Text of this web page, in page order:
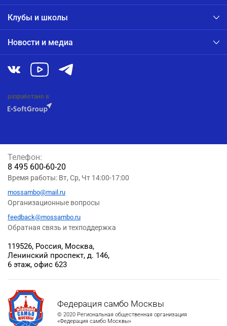
Клубы и школы
Новости и медиа
разработано в
Федерация самбо Москвы
© 2020 Региональная общественная организация
«Федерация самбо Москвы»
119526, Россия, Москва,
Ленинский проспект, д. 146,
6 этаж, офис 623
Телефон:
8 495 600-60-20
Время работы: Вт, Ср, Чт 14:00-17:00
mossambo@mail.ru
Организационные вопросы
feedback@mossambo.ru
Обратная связь и техподдержка